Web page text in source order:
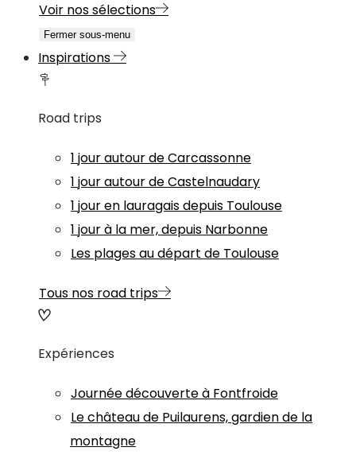
Voir nos sélections
Fermer sous-menu
Inspirations
Road trips
1 jour autour de Carcassonne
1 jour autour de Castelnaudary
1 jour en lauragais depuis Toulouse
1 jour à la mer, depuis Narbonne
Les plages au départ de Toulouse
Tous nos road trips
Expériences
Journée découverte à Fontfroide
Le château de Puilaurens, gardien de la
montagne